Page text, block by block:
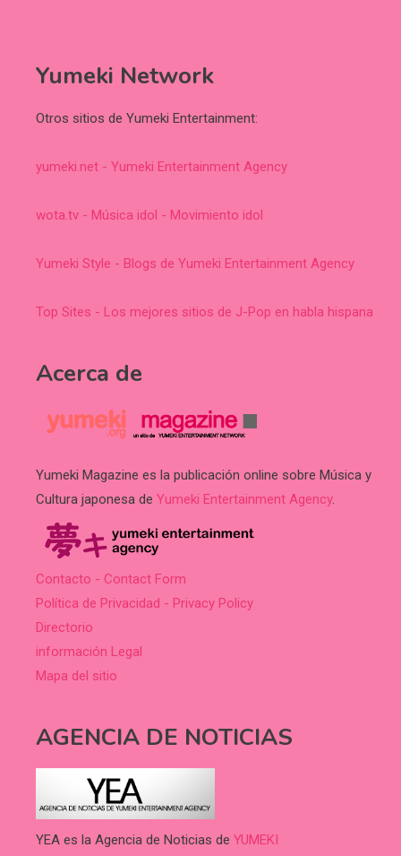
Yumeki Network
Otros sitios de Yumeki Entertainment:
yumeki.net - Yumeki Entertainment Agency
wota.tv - Música idol - Movimiento idol
Yumeki Style - Blogs de Yumeki Entertainment Agency
Top Sites - Los mejores sitios de J-Pop en habla hispana
Acerca de
Yumeki Magazine es la publicación online sobre Música y
Cultura japonesa de Yumeki Entertainment Agency.
Contacto - Contact Form
Política de Privacidad - Privacy Policy
Directorio
información Legal
Mapa del sitio
AGENCIA DE NOTICIAS
YEA es la Agencia de Noticias de YUMEKI